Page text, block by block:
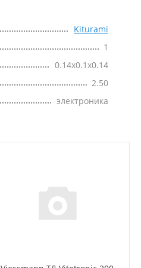
Kiturami
1
0.14x0.1x0.14
2.50
электроника